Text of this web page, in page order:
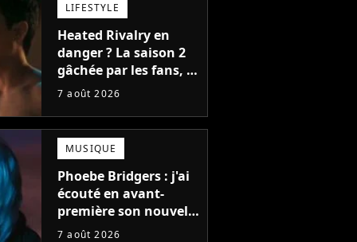
LIFESTYLE
Heated Rivalry en
danger ? La saison 2
gâchée par les fans, le
créateur pousse un
7 août 2026
MUSIQUE
Phoebe Bridgers : j'ai
écouté en avant-
première son nouvel
album, c'est le bijou
7 août 2026